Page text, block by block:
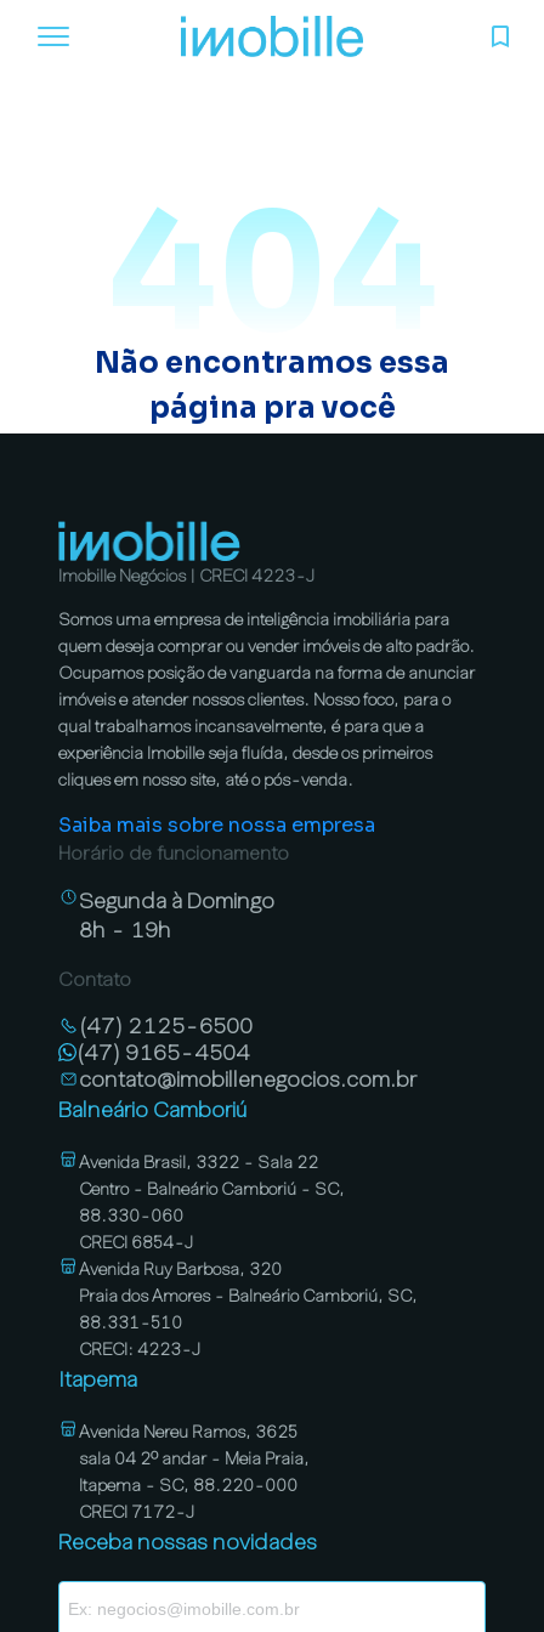
404
Não encontramos essa
página pra você
Imobille Negócios | CRECI 4223-J
Somos uma empresa de inteligência imobiliária para
quem deseja comprar ou vender imóveis de alto padrão.
Ocupamos posição de vanguarda na forma de anunciar
imóveis e atender nossos clientes. Nosso foco, para o
qual trabalhamos incansavelmente, é para que a
experiência Imobille seja fluída, desde os primeiros
cliques em nosso site, até o pós-venda.
Saiba mais sobre nossa empresa
Horário de funcionamento
Segunda à Domingo
8h - 19h
Contato
(47) 2125-6500
(47) 9165-4504
contato@imobillenegocios.com.br
Balneário Camboriú
Avenida Brasil, 3322 - Sala 22
Centro - Balneário Camboriú - SC,
88.330-060
CRECI 6854-J
Avenida Ruy Barbosa, 320
Praia dos Amores - Balneário Camboriú, SC,
88.331-510
CRECI: 4223-J
Itapema
Avenida Nereu Ramos, 3625
sala 04 2º andar - Meia Praia,
Itapema - SC, 88.220-000
CRECI 7172-J
Receba nossas novidades